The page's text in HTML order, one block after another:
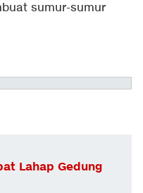
sumur-sumur
Lahap Gedung